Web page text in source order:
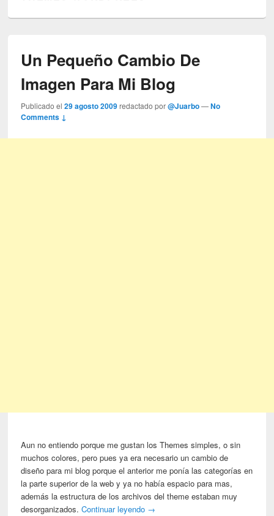
Un Pequeño Cambio De
Imagen Para Mi Blog
Publicado el29 agosto 2009 redactado por@Juarbo —No
Comments ↓
Aun no entiendo porque me gustan los Themes simples, o sin
muchos colores, pero pues ya era necesario un cambio de
diseño para mi blog porque el anterior me ponía las categorías en
la parte superior de la web y ya no había espacio para mas,
además la estructura de los archivos del theme estaban muy
desorganizados.Continuar leyendo →